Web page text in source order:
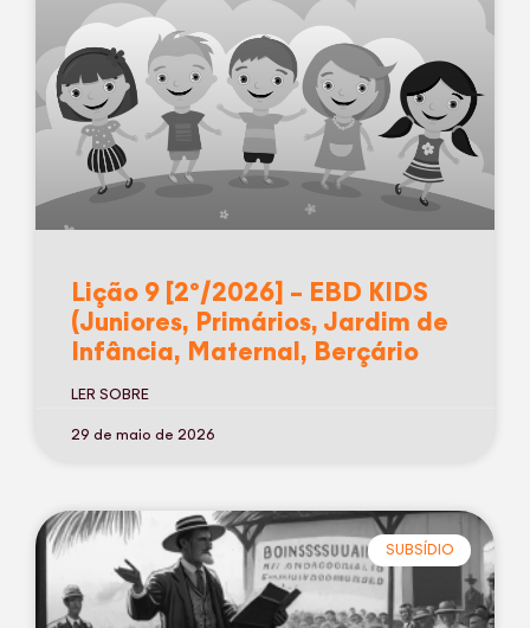
Lição 9 [2º/2026] – EBD KIDS
(Juniores, Primários, Jardim de
Infância, Maternal, Berçário
LER SOBRE
29 de maio de 2026
SUBSÍDIO